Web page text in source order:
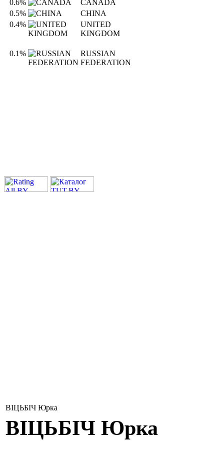
0.6%
CANADA
0.5%
CHINA
0.4%
UNITED
KINGDOM
0.1%
RUSSIAN
FEDERATION
ВІЦЬБІЧ Юрка
ВІЦЬБІЧ Юрка